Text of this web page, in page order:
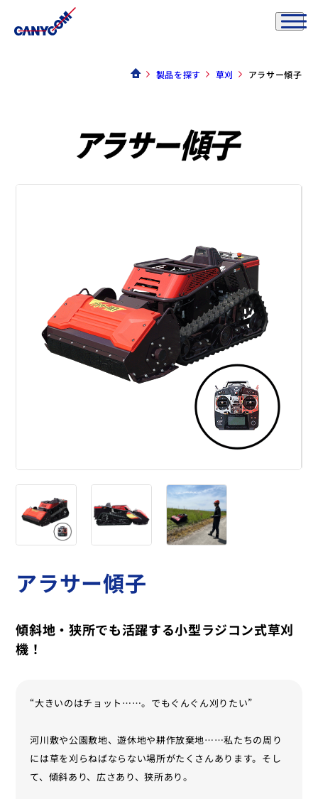
製品を探す 草刈 アラサー傾子
アラサー傾子
傾斜地・狭所でも活躍する小型ラジコン式草刈
機！
“大きいのはチョット……。でもぐんぐん刈りたい”
河川敷や公園敷地、遊休地や耕作放棄地……私たちの周り
には草を刈らねばならない場所がたくさんあります。そし
て、傾斜あり、広さあり、狭所あり。